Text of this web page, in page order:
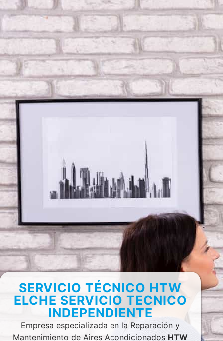
SERVICIO TÉCNICO HTW
ELCHE SERVICIO TECNICO
INDEPENDIENTE
Empresa especializada en la Reparación y
Mantenimiento de Aires Acondicionados HTW